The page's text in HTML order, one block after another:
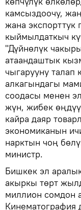
камсыздоочу,
жана экспорттук
кыймылдаткыч
"Дүйнөлүк
атаандаштык
чыгарууну
алкагындагы
соодасы менен
жүн, жибек
кайра даяр
экономиканын
нарктын чоң
министр.
Бишкек эл
акыркы төрт
миллион сомдон
Кинематография